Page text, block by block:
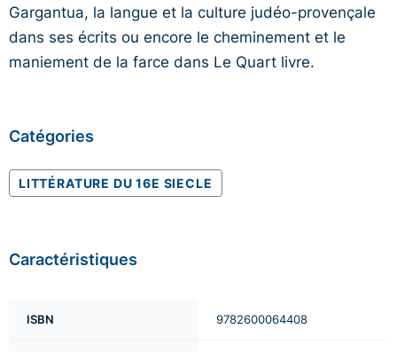
Gargantua, la langue et la culture judéo-provençale
dans ses écrits ou encore le cheminement et le
maniement de la farce dans Le Quart livre.
Catégories
LITTÉRATURE DU 16E SIECLE
Caractéristiques
ISBN 9782600064408